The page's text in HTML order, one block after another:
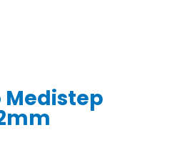
Medistep